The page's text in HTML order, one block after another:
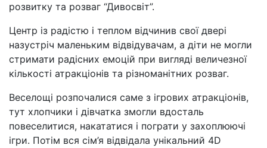
розвитку та розваг “Дивосвіт”.
Центр із радістю і теплом відчинив свої двері
назустріч маленьким відвідувачам, а діти не могли
стримати радісних емоцій при вигляді величезної
кількості атракціонів та різноманітних розваг.
Веселощі розпочалися саме з ігрових атракціонів,
тут хлопчики і дівчатка змогли вдосталь
повеселитися, накататися і пограти у захоплюючі
ігри. Потім вся сім’я відвідала унікальний 4D